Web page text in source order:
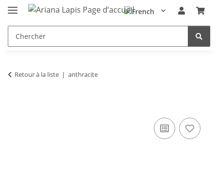
Retour à la liste anthracite